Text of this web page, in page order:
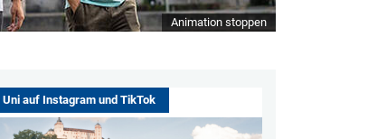
Animation stoppen
Uni auf Instagram und TikTok